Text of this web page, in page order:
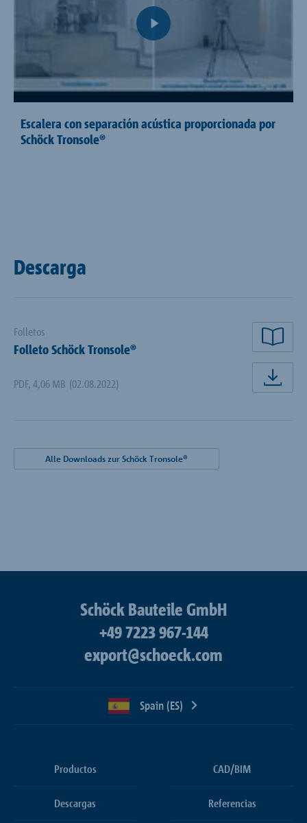
Escalera con separación acústica proporcionada por
Schöck Tronsole®
Descarga
Folletos
Folleto Schöck Tronsole®
PDF, 4,06 MB (02.08.2022)
Alle Downloads zur Schöck Tronsole®
Schöck Bauteile GmbH
+49 7223 967-144
export@schoeck.com
Spain (ES)
Productos CAD/BIM
Descargas Referencias